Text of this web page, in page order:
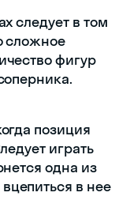
следует в том
сложное
фигур
позиция
играть
одна из
в нее